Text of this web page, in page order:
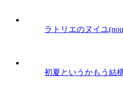
ラトリエのヌイユ
初夏というかもう結